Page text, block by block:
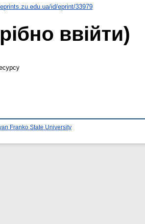
id/eprint/33979
ввійти)
Franko State University